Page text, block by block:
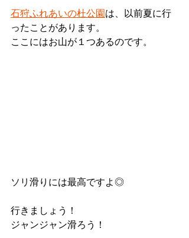
石狩ふれあいの杜公園 は、以前夏に行
ったことがあります。
ここにはお山が１つあるのです。
ソリ滑りには最高ですよ◎
行きましょう！
ジャンジャン滑ろう！